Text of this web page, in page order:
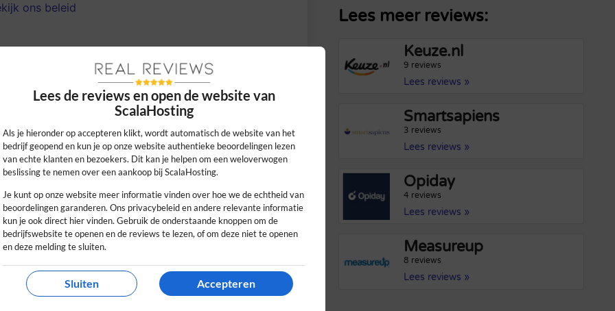
ons beleid
hosting; eenvoudig op te zetten, snelle
reageert snel en doeltreffend bij
0 0
Lees meer reviews:
Keuze.nl
9 reviews
Lees reviews »
Smartsapiens
3 reviews
Lees reviews »
Opiday
4 reviews
Lees reviews »
Measureup
8 reviews
Lees reviews »
Lees de reviews en open de website van
ScalaHosting
Als je hieronder op accepteren klikt, wordt automatisch de website van het
bedrijf geopend en kun je op onze website authentieke beoordelingen lezen
van echte klanten en bezoekers. Dit kan je helpen om een weloverwogen
beslissing te nemen over een aankoop bij ScalaHosting.
Je kunt op onze website meer informatie vinden over hoe we de echtheid van
beoordelingen garanderen. Ons privacybeleid en andere relevante informatie
kun je ook direct hier vinden. Gebruik de onderstaande knoppen om de
bedrijfswebsite te openen en de reviews te lezen, of om deze niet te openen
en deze melding te sluiten.
Sluiten Accepteren